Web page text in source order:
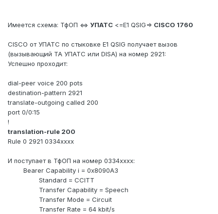
Имеется схема: ТфОП <=> УПАТС <=E1 QSIG=> CISCO 1760
CISCO от УПАТС по стыковке E1 QSIG получает вызов
(вызывающий ТА УПАТС или DISA) на номер 2921:
Успешно проходит:
dial-peer voice 200 pots
destination-pattern 2921
translate-outgoing called 200
port 0/0:15
!
translation-rule 200
Rule 0 2921 0334xxxx
И поступает в ТфОП на номер 0334xxxx:
Bearer Capability i = 0x8090A3
Standard = CCITT
Transfer Capability = Speech
Transfer Mode = Circuit
Transfer Rate = 64 kbit/s